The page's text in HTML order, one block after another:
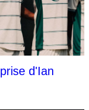
d'Ian